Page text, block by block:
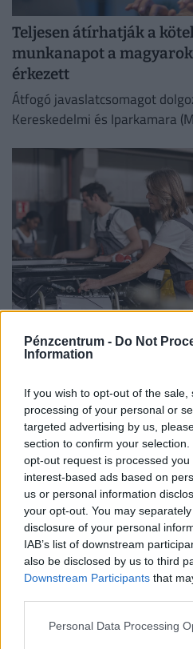
Pénzcentrum - Do Not
Information
If you wish to opt-out of the
processing of your personal or
targeted advertising by us,
section to confirm your
opt-out request is processed
interest-based ads based on
us or personal information
your opt-out. You may
disclosure of your personal
IAB’s list of downstream
also be disclosed by us to third
Downstream Participants that
Personal Data Processing
Teljesen átírhatják a
munkanapot a
érkezett
Átfogó javaslatcsomagot
Kereskedelmi és Iparkamara
kezelése érdekében.
900 ezres a fizetés
kell
Heti összefoglaló a
cikkeiből: ezek a témák
olvasókat.